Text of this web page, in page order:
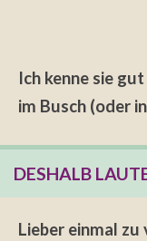
Ich kenne sie
im Busch (oder
DESHALB
Lieber einmal